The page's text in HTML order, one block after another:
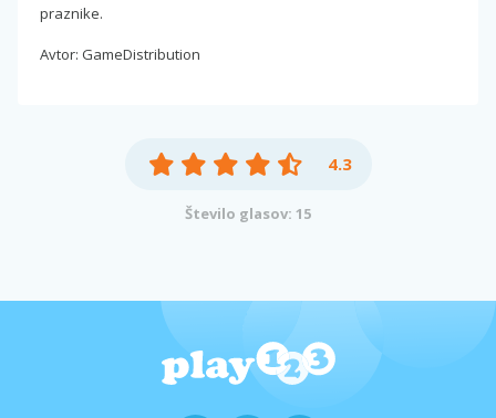
praznike.
Avtor: GameDistribution
4.3
Število glasov: 15